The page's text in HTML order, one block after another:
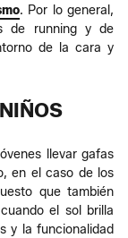
. Por lo general,
de running y de
de la cara y
llevar gafas
en el caso de los
que también
el sol brilla
y la funcionalidad